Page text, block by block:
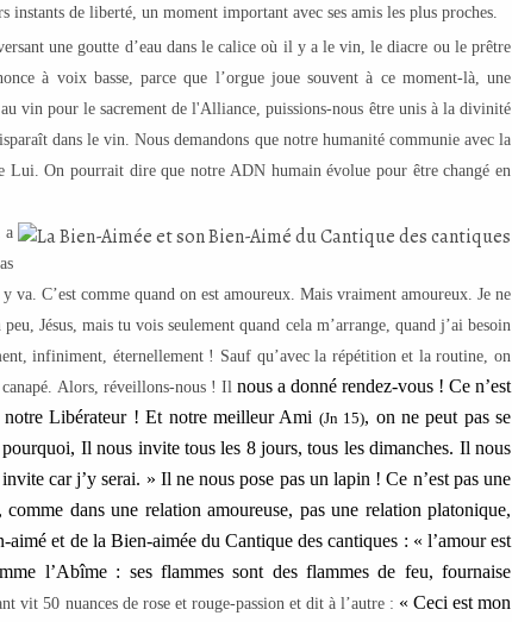
instants de liberté, un moment important avec ses amis les plus proches.
une goutte d’eau dans le calice où il y a le vin, le diacre ou le prêtre
à voix basse, parce que l’orgue joue souvent à ce moment-là, une
vin pour le sacrement de l'Alliance, puissions-nous être unis à la divinité
dans le vin. Nous demandons que notre humanité communie avec la
Lui. On pourrait dire que notre ADN humain évolue pour être changé en
a
va. C’est comme quand on est amoureux. Mais vraiment amoureux. Je ne
Jésus, mais tu vois seulement quand cela m’arrange, quand j’ai besoin
infiniment, éternellement ! Sauf qu’avec la répétition et la routine, on
canapé. Alors, réveillons-nous ! Il nous a donné rendez-vous ! Ce n’est
notre Libérateur! Et notre meilleur Ami (Jn 15), on ne peut pas se
pourquoi, Il nous invite tous les 8 jours, tous les dimanches. Il nous
invite car j’y serai. » Il ne nous pose pas un lapin ! Ce n’est pas une
dans une relation amoureuse, pas une relation platonique,
aimé et de la Bien-aimée du Cantique des cantiques : « l’amour est
l’Abîme : ses flammes sont des flammes de feu, fournaise
vit 50 nuances de rose et rouge-passion et dit à l’autre : « Ceci est mon